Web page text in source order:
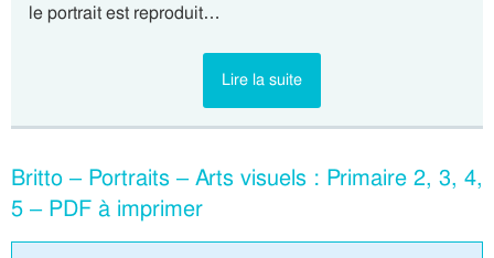
le portrait est reproduit…
Lire la suite
Britto – Portraits – Arts visuels : Primaire 2, 3, 4,
5 – PDF à imprimer